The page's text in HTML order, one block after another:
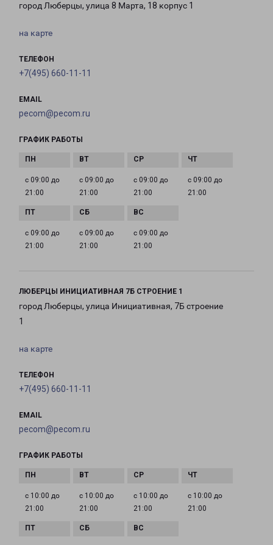
город Люберцы, улица 8 Марта, 18 корпус 1
на карте
ТЕЛЕФОН
+7(495) 660-11-11
EMAIL
pecom@pecom.ru
ГРАФИК РАБОТЫ
с 09:00 до
21:00
с 09:00 до
21:00
с 09:00 до
21:00
с 09:00 до
21:00
с 09:00 до
21:00
с 09:00 до
21:00
с 09:00 до
21:00
ЛЮБЕРЦЫ ИНИЦИАТИВНАЯ 7Б СТРОЕНИЕ 1
город Люберцы, улица Инициативная, 7Б строение
1
на карте
ТЕЛЕФОН
+7(495) 660-11-11
EMAIL
pecom@pecom.ru
ГРАФИК РАБОТЫ
с 10:00 до
21:00
с 10:00 до
21:00
с 10:00 до
21:00
с 10:00 до
21:00